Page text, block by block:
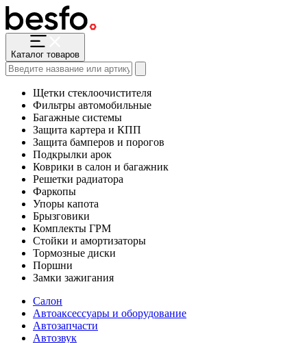
Каталог товаров
Щетки стеклоочистителя
Фильтры автомобильные
Багажные системы
Защита картера и КПП
Защита бамперов и порогов
Подкрылки арок
Коврики в салон и багажник
Решетки радиатора
Фаркопы
Упоры капота
Брызговики
Комплекты ГРМ
Стойки и амортизаторы
Тормозные диски
Поршни
Замки зажигания
Салон
Автоаксессуары и оборудование
Автозапчасти
Автозвук